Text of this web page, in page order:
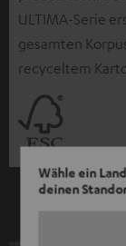
Wähle ein
deinen
ULTIMA-Serie
gesamten
recyceltem